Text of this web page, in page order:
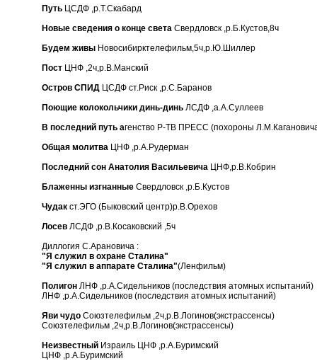
Путь ЦСДФ ,р.Т.Скабард
Новые сведения о конце света Свердловск ,р.Б.Кустов,8ч
Будем живы Новосибирктелефильм,5ч,р.Ю.Шиллер
Пост ЦНФ ,2ч,р.В.Манский
Остров СПИД ЦСДФ ст.Риск ,р.С.Баранов
Поющие колокольчики динь-динь ЛСДФ ,а.А.Суллеев
В последний путь агенство Р-ТВ ПРЕСС (похороны
Общая молитва ЦНФ ,р.А.Рудерман
Последний сон Анатолия Васильевича ЦНФ,р.В.Кобрин
Блаженны изгнанные Свердловск ,р.Б.Кустов
Чудак ст.ЭГО (Быковский центр)р.В.Орехов
Лосев ЛСДФ ,р.В.Косаковский ,5ч
Диллогия С.Арановича :
"Я служил в охране Сталина"
"Я служил в аппарате Сталина"(Ленфильм)
Полигон ЛНФ ,р.А.Сидельников (последствия атомных испытаний)
ЛНФ ,р.А.Сидельников (последствия атомных испытаний)
Яви чудо Союзтелефильм ,2ч,р.В.Логинов(экстрассенсы)
Союзтелефильм ,2ч,р.В.Логинов(экстрассенсы)
Неизвестный Израиль ЦНФ ,р.А.Буримский
ЦНФ ,р.А.Буримский